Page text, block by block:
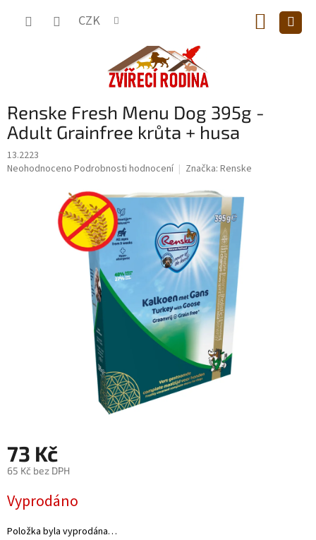
CZK
KOŠÍK
Renske Fresh Menu Dog 395g -
Adult Grainfree krůta + husa
13.2223
Průměrné
Neohodnoceno Podrobnosti hodnocení Značka: Renske
73 Kč
65 Kč bez DPH
cena:
Vyprodáno
Položka byla vyprodána…